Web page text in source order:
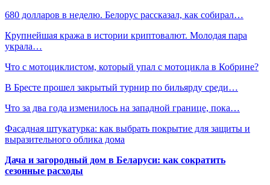
680 долларов в неделю. Белорус рассказал, как собирал…
Крупнейшая кража в истории криптовалют. Молодая пара
украла…
Что с мотоциклистом, который упал с мотоцикла в Кобрине?
В Бресте прошел закрытый турнир по бильярду среди…
Что за два года изменилось на западной границе, пока…
Фасадная штукатурка: как выбрать покрытие для защиты и
выразительного облика дома
Дача и загородный дом в Беларуси: как сократить
сезонные расходы